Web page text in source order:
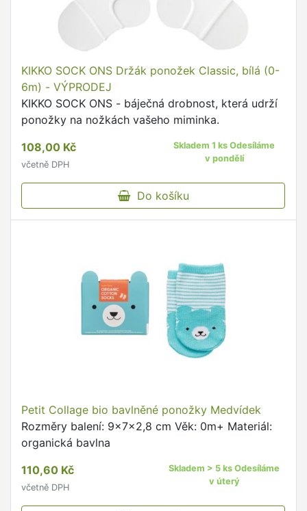
KIKKO SOCK ONS Držák ponožek Classic, bílá (0-
6m) - VÝPRODEJ
KIKKO SOCK ONS - báječná drobnost, která udrží
ponožky na nožkách vašeho miminka.
108,00 Kč
včetně DPH
Skladem 1 ks Odesíláme
v pondělí
Do košíku
Petit Collage bio bavlněné ponožky Medvídek
Rozměry balení: 9x7x2,8 cm Věk: 0m+ Materiál:
organická bavlna
110,60 Kč
včetně DPH
Skladem > 5 ks Odesíláme
v úterý